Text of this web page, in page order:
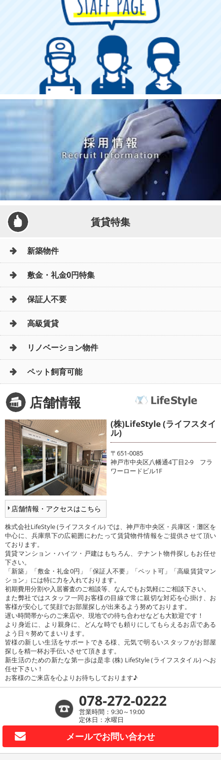
賃貸特集
新築物件
敷金・礼金0円特集
保証人不要
高級賃貸
リノベーション物件
ペット飼育可能
店舗情報
店舗情報・アクセスはこちら
(株)LifeStyle (ライフスタイ
ル)
〒651-0085
神戸市中央区八幡通4丁目2-9 フラ
ワーロードビル1F
株式会社LifeStyle (ライフスタイル) では、神戸市中央区・兵庫区・灘区を
中心に、兵庫県下の広範囲にわたって賃貸物件情報をご提供させて頂い
ております。
賃貸マンション・ハイツ・戸建はもちろん、テナント物件探しもお任せ
下さい。
「新築」「敷金・礼金0円」「保証人不要」「ペット可」「高級賃貸マン
ション」には特に力を入れております。
初期費用分割や入居審査のご相談等、なんでもお気軽にご相談下さい。
また弊社ではスタッフ一同お客様の目線で常に親切な対応を心掛け、お
客様が安心して笑顔でお部屋探しが出来るよう努めております。
遅い時間帯からのご来店や、現地での待ち合わせなども大歓迎です！
より身近に、より親身に、どんな時でも頼りにしてもらえるお店である
よう日々努めてまいります。
皆様の新しい生活をサポートできる様、元気で明るいスタッフがお部屋
探しを精一杯お手伝いさせて頂きます。
新生活のための新たな第一歩は是非 (株) LifeStyle (ライフスタイル) へお
任せ下さい！
お客様のご来店を心よりお待ちしております♪
078-272-0222
営業時間：9:30～19:00
定休日：水曜日
メールでお問い合わせ